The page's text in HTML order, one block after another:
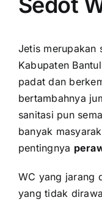
Jetis merupakan
Kabupaten
padat dan
bertambahnya
sanitasi pun
banyak
pentingnya
WC yang jarang
yang tidak